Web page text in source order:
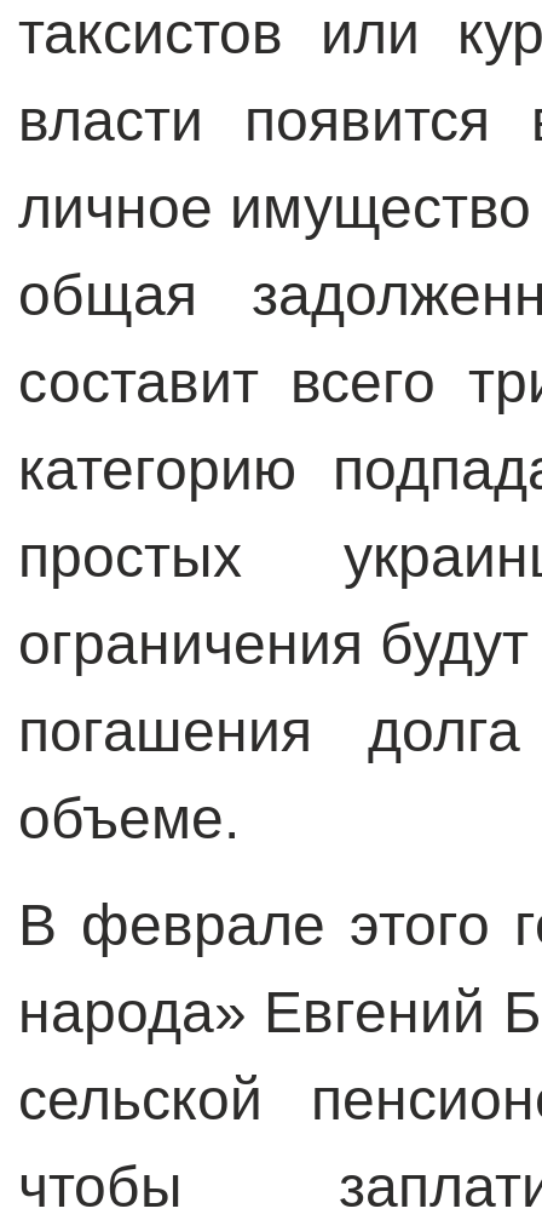
таксистов или
власти появится
личное
общая
составит всего
категорию
простых
ограничения
погашения
объеме.
В феврале этого
народа» Евгений
сельской
чтобы